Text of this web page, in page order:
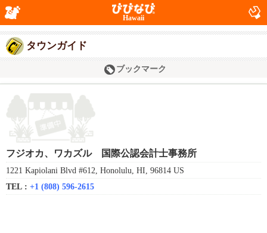
Hawaii
タウンガイド
ブックマーク
フジオカ、ワカズル 国際公認会計士事務所
1221 Kapiolani Blvd #612, Honolulu, HI, 96814 US
TEL : +1 (808) 596-2615